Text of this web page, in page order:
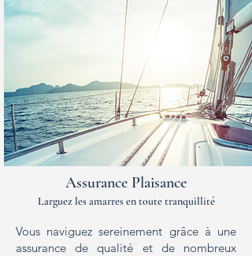
Assurance Plaisance
Larguez les amarres en toute tranquillité
Vous naviguez sereinement grâce à une
assurance de qualité et de nombreux